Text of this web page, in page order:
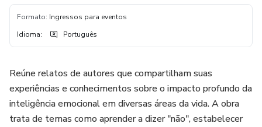
Formato: Ingressos para eventos
Idioma: Português
Reúne relatos de autores que compartilham suas
experiências e conhecimentos sobre o impacto profundo da
inteligência emocional em diversas áreas da vida. A obra
trata de temas como aprender a dizer "não", estabelecer